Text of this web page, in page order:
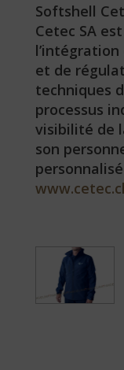
Softshell
Cetec SA
et de
techniques
processus
visibilité de
son